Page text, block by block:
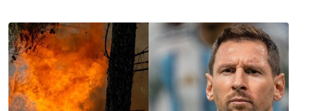
14
“Туул усан цогцолбор” төслийн нэгдүгээр
шатны ТЭЗҮ-ийг боловсруулах ажил 90
хувийн гүйцэтгэлтэй байна
971 бүлэг буюу 89.2 хувийг нь 40-өөс доош […]